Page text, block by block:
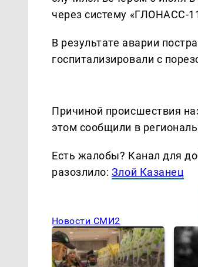
через систему «ГЛОНАСС-
В результате аварии
госпитализировали с
Причиной происшествия
этом сообщили в
Есть жалобы? Канал для
разозлило: Злой Казанец
Новости СМИ2